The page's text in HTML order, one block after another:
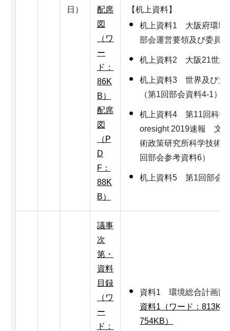
日）
配席
図
（ワ
ー
ド：
86K
B）
配席
図
（P
D
F：
88K
B）
【机上資料】
机上資料1 大阪府環境
部会運営要領及び委員
机上資料2 大阪21世紀
机上資料3 世界及び大
（第1回部会資料4-1）
机上資料4 第11回科学
oresight 2019速報 文
術政策研究所科学技術
回部会参考資料6）
机上資料5 第1回部会
議事
次
第・
資料
目録
（ワ
ー
ド：
資料1 環境総合計画部
資料1（ワード：813KB
754KB）